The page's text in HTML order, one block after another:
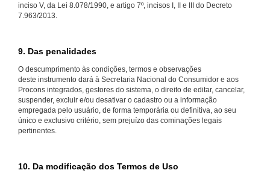
inciso V, da Lei 8.078/1990, e artigo 7º, incisos I, II e III do Decreto
7.963/2013.
9. Das penalidades
O descumprimento às condições, termos e observações
deste instrumento dará à Secretaria Nacional do Consumidor e aos
Procons integrados, gestores do sistema, o direito de editar, cancelar,
suspender, excluir e/ou desativar o cadastro ou a informação
empregada pelo usuário, de forma temporária ou definitiva, ao seu
único e exclusivo critério, sem prejuízo das cominações legais
pertinentes.
10. Da modificação dos Termos de Uso